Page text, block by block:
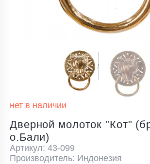
нет в наличии
Дверной молоток "Кот"
о.Бали)
Артикул: 43-099
Производитель: Индонезия